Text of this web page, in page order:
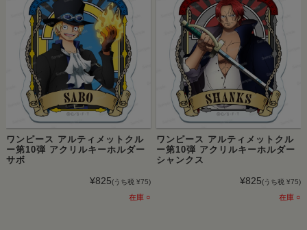
ワンピース アルティメットクル
ー第10弾 アクリルキーホルダー
サボ
¥825(うち税 ¥75)
在庫 ○
ワンピース アルティメットクル
ー第10弾 アクリルキーホルダー
シャンクス
¥825(うち税 ¥75)
在庫 ○